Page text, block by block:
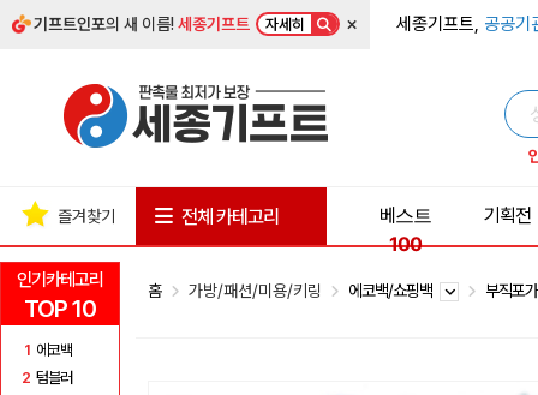
기프트인포의 새 이름!세종기프트 자세히 × 세종기프트, 공공기
인기카테고리
TOP 10
1 에코백
2 텀블러
즐겨찾기 전체 카테고리
베스트
100
기획전
홈 가방/패션/미용/키링 에코백/쇼핑백 부직포